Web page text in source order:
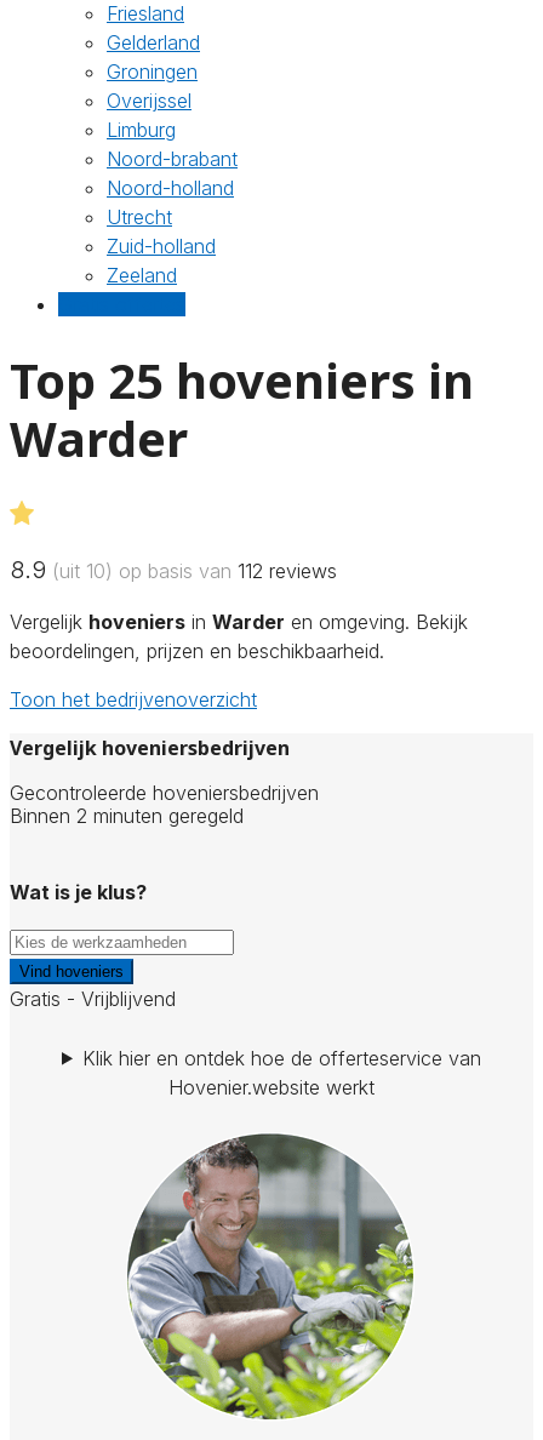
Friesland
Gelderland
Groningen
Overijssel
Limburg
Noord-brabant
Noord-holland
Utrecht
Zuid-holland
Zeeland
Top 25 hoveniers in
Warder
8.9 (uit 10) op basis van 112 reviews
Vergelijk hoveniers in Warder en omgeving. Bekijk
beoordelingen, prijzen en beschikbaarheid.
Toon het bedrijvenoverzicht
Vergelijk hoveniersbedrijven
Gecontroleerde hoveniersbedrijven
Binnen 2 minuten geregeld
Wat is je klus?
Vind hoveniers
Gratis - Vrijblijvend
Klik hier en ontdek hoe de offerteservice van
Hovenier.website werkt